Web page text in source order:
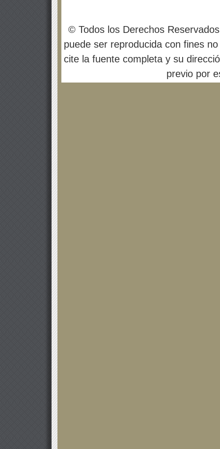
© Todos los Derechos
puede ser reproducida con fines
cite la fuente completa y su
previo por